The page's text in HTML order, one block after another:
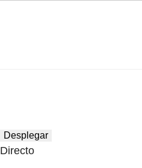
Desplegar
Directo